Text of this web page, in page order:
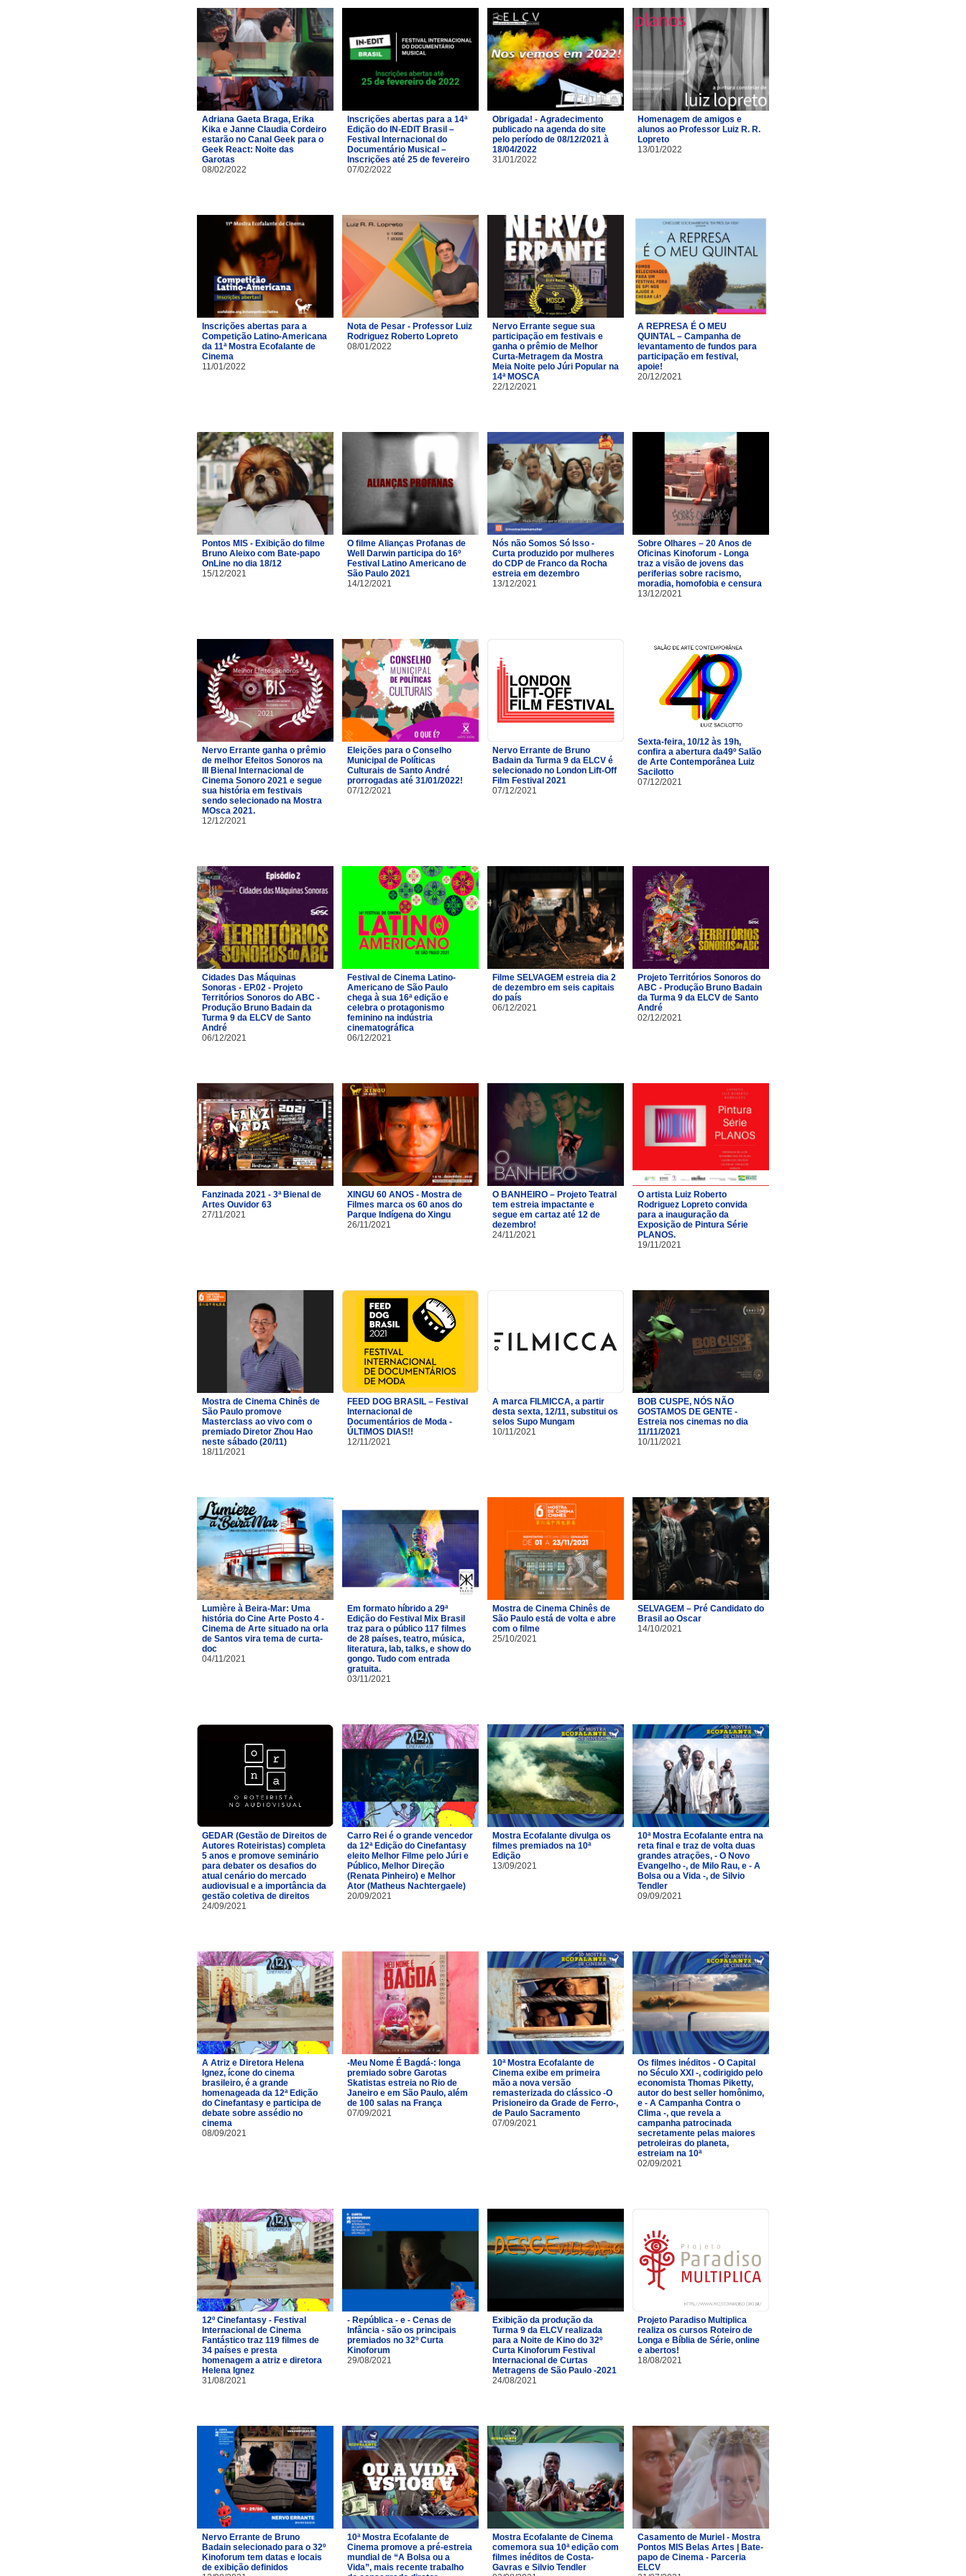
Adriana Gaeta Braga, Erika
Kika e Janne Claudia Cordeiro
estarão no Canal Geek para o
Geek React: Noite das
Garotas
08/02/2022
Inscrições abertas para a 14ª
Edição do IN-EDIT Brasil –
Festival Internacional do
Documentário Musical –
Inscrições até 25 de fevereiro
07/02/2022
Obrigada! - Agradecimento
publicado na agenda do site
pelo período de 08/12/2021 à
18/04/2022
31/01/2022
Homenagem de amigos e
alunos ao Professor Luiz R. R.
Lopreto
13/01/2022
Inscrições abertas para a
Competição Latino-Americana
da 11ª Mostra Ecofalante de
Cinema
11/01/2022
Nota de Pesar - Professor Luiz
Rodriguez Roberto Lopreto
08/01/2022
Nervo Errante segue sua
participação em festivais e
ganha o prêmio de Melhor
Curta-Metragem da Mostra
Meia Noite pelo Júri Popular na
14ª MOSCA
22/12/2021
A REPRESA É O MEU
QUINTAL – Campanha de
levantamento de fundos para
participação em festival,
apoie!
20/12/2021
Pontos MIS - Exibição do filme
Bruno Aleixo com Bate-papo
OnLine no dia 18/12
15/12/2021
O filme Alianças Profanas de
Well Darwin participa do 16º
Festival Latino Americano de
São Paulo 2021
14/12/2021
Nós não Somos Só Isso -
Curta produzido por mulheres
do CDP de Franco da Rocha
estreia em dezembro
13/12/2021
Sobre Olhares – 20 Anos de
Oficinas Kinoforum - Longa
traz a visão de jovens das
periferias sobre racismo,
moradia, homofobia e censura
13/12/2021
Nervo Errante ganha o prêmio
de melhor Efeitos Sonoros na
III Bienal Internacional de
Cinema Sonoro 2021 e segue
sua história em festivais
sendo selecionado na Mostra
MOsca 2021.
12/12/2021
Eleições para o Conselho
Municipal de Políticas
Culturais de Santo André
prorrogadas até 31/01/2022!
07/12/2021
Nervo Errante de Bruno
Badain da Turma 9 da ELCV é
selecionado no London Lift-Off
Film Festival 2021
07/12/2021
Sexta-feira, 10/12 às 19h,
confira a abertura da49º Salão
de Arte Contemporânea Luiz
Sacilotto
07/12/2021
Cidades Das Máquinas
Sonoras - EP.02 - Projeto
Territórios Sonoros do ABC -
Produção Bruno Badain da
Turma 9 da ELCV de Santo
André
06/12/2021
Festival de Cinema Latino-
Americano de São Paulo
chega à sua 16ª edição e
celebra o protagonismo
feminino na indústria
cinematográfica
06/12/2021
Filme SELVAGEM estreia dia 2
de dezembro em seis capitais
do país
06/12/2021
Projeto Territórios Sonoros do
ABC - Produção Bruno Badain
da Turma 9 da ELCV de Santo
André
02/12/2021
Fanzinada 2021 - 3ª Bienal de
Artes Ouvidor 63
27/11/2021
XINGU 60 ANOS - Mostra de
Filmes marca os 60 anos do
Parque Indígena do Xingu
26/11/2021
O BANHEIRO – Projeto Teatral
tem estreia impactante e
segue em cartaz até 12 de
dezembro!
24/11/2021
O artista Luiz Roberto
Rodriguez Lopreto convida
para a inauguração da
Exposição de Pintura Série
PLANOS.
19/11/2021
Mostra de Cinema Chinês de
São Paulo promove
Masterclass ao vivo com o
premiado Diretor Zhou Hao
neste sábado (20/11)
18/11/2021
FEED DOG BRASIL – Festival
Internacional de
Documentários de Moda -
ÚLTIMOS DIAS!!
12/11/2021
A marca FILMICCA, a partir
desta sexta, 12/11, substitui os
selos Supo Mungam
10/11/2021
BOB CUSPE, NÓS NÃO
GOSTAMOS DE GENTE -
Estreia nos cinemas no dia
11/11/2021
10/11/2021
Lumière à Beira-Mar: Uma
história do Cine Arte Posto 4 -
Cinema de Arte situado na orla
de Santos vira tema de curta-
doc
04/11/2021
Em formato híbrido a 29ª
Edição do Festival Mix Brasil
traz para o público 117 filmes
de 28 países, teatro, música,
literatura, lab, talks, e show do
gongo. Tudo com entrada
gratuita.
03/11/2021
Mostra de Cinema Chinês de
São Paulo está de volta e abre
com o filme
25/10/2021
SELVAGEM – Pré Candidato do
Brasil ao Oscar
14/10/2021
GEDAR (Gestão de Direitos de
Autores Roteiristas) completa
5 anos e promove seminário
para debater os desafios do
atual cenário do mercado
audiovisual e a importância da
gestão coletiva de direitos
24/09/2021
Carro Rei é o grande vencedor
da 12ª Edição do Cinefantasy
eleito Melhor Filme pelo Júri e
Público, Melhor Direção
(Renata Pinheiro) e Melhor
Ator (Matheus Nachtergaele)
20/09/2021
Mostra Ecofalante divulga os
filmes premiados na 10ª
Edição
13/09/2021
10ª Mostra Ecofalante entra na
reta final e traz de volta duas
grandes atrações, - O Novo
Evangelho -, de Milo Rau, e - A
Bolsa ou a Vida -, de Silvio
Tendler
09/09/2021
A Atriz e Diretora Helena
Ignez, ícone do cinema
brasileiro, é a grande
homenageada da 12ª Edição
do Cinefantasy e participa de
debate sobre assédio no
cinema
08/09/2021
-Meu Nome É Bagdá-: longa
premiado sobre Garotas
Skatistas estreia no Rio de
Janeiro e em São Paulo, além
de 100 salas na França
07/09/2021
10ª Mostra Ecofalante de
Cinema exibe em primeira
mão a nova versão
remasterizada do clássico -O
Prisioneiro da Grade de Ferro-,
de Paulo Sacramento
07/09/2021
Os filmes inéditos - O Capital
no Século XXI -, codirigido pelo
economista Thomas Piketty,
autor do best seller homônimo,
e - A Campanha Contra o
Clima -, que revela a
campanha patrocinada
secretamente pelas maiores
petroleiras do planeta,
estreiam na 10ª
02/09/2021
12º Cinefantasy - Festival
Internacional de Cinema
Fantástico traz 119 filmes de
34 países e presta
homenagem a atriz e diretora
Helena Ignez
31/08/2021
- República - e - Cenas de
Infância - são os principais
premiados no 32º Curta
Kinoforum
29/08/2021
Exibição da produção da
Turma 9 da ELCV realizada
para a Noite de Kino do 32º
Curta Kinoforum Festival
Internacional de Curtas
Metragens de São Paulo -2021
24/08/2021
Projeto Paradiso Multiplica
realiza os cursos Roteiro de
Longa e Bíblia de Série, online
e abertos!
18/08/2021
Nervo Errante de Bruno
Badain selecionado para o 32º
Kinoforum tem datas e locais
de exibição definidos
10ª Mostra Ecofalante de
Cinema promove a pré-estreia
mundial de “A Bolsa ou a
Vida”, mais recente trabalho
Mostra Ecofalante de Cinema
comemora sua 10ª edição com
filmes inéditos de Costa-
Gavras e Silvio Tendler
Casamento de Muriel - Mostra
Pontos MIS Belas Artes | Bate-
papo de Cinema - Parceria
ELCV